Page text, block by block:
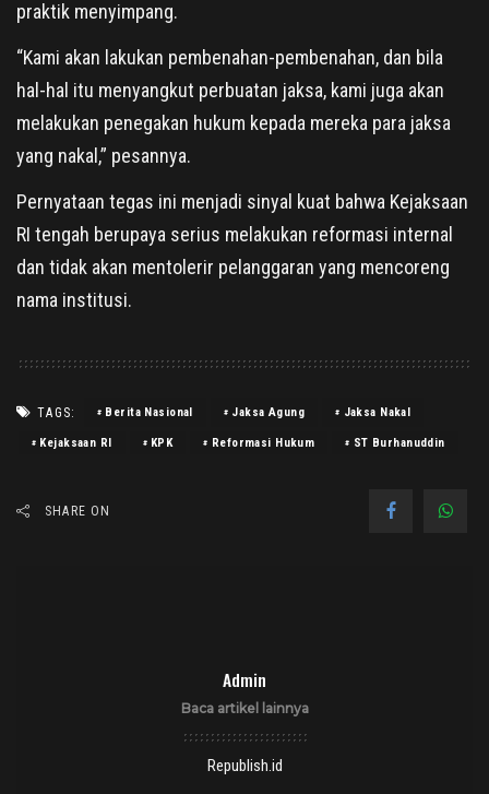
praktik menyimpang.
“Kami akan lakukan pembenahan-pembenahan, dan bila
hal-hal itu menyangkut perbuatan jaksa, kami juga akan
melakukan penegakan hukum kepada mereka para jaksa
yang nakal,” pesannya.
Pernyataan tegas ini menjadi sinyal kuat bahwa Kejaksaan
RI tengah berupaya serius melakukan reformasi internal
dan tidak akan mentolerir pelanggaran yang mencoreng
nama institusi.
TAGS: Berita Nasional Jaksa Agung Jaksa Nakal
Kejaksaan RI KPK Reformasi Hukum ST Burhanuddin
SHARE ON
Admin
Baca artikel lainnya
Republish.id